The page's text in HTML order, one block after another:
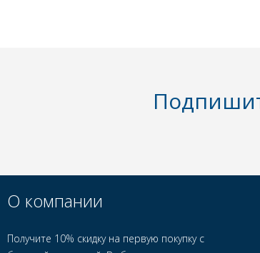
О компании
Получите 10% скидку на первую покупку с